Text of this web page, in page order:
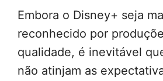
Embora o Disney+ seja
reconhecido por
qualidade, é inevitável
não atinjam as